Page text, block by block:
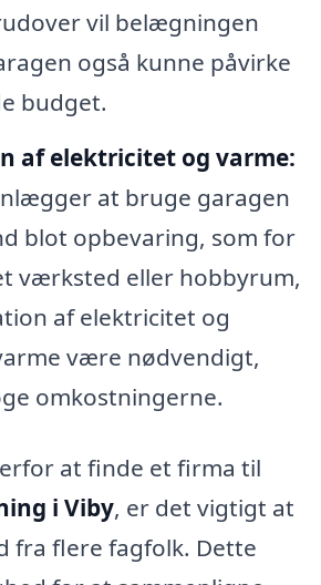
vil belægningen
også kunne påvirke
budget.
af elektricitet og varme:
at bruge garagen
blot opbevaring, som for
værksted eller hobbyrum,
af elektricitet og
være nødvendigt,
omkostningerne.
at finde et firma til
i Viby, er det vigtigt at
fra flere fagfolk. Dette